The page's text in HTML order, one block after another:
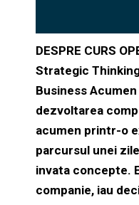
DESPRE CURS
Strategic
Business
dezvoltarea
acumen printr-o
parcursul unei
invata concepte.
companie, iau